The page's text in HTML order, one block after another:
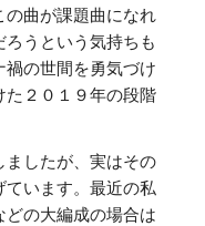
の曲が課題曲になれ
うという気持ちも
の世間を勇気づけ
た２０１９年の段階
したが、実はその
ています。最近の私
の大編成の場合は